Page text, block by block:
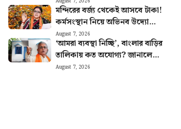
কেন্দ্র
মন্দিরের বর্জ্য থেকেই আসবে টাকা!
কর্মসংস্থান নিয়ে অভিনব উদ্যোগের
ঘোষণা অগ্নিমিত্রার
August 7, 2026
‘আমরা ব্যবস্থা নিচ্ছি’, বাংলার বাড়ির
তালিকায় কত অযোগ্য? জানালেন
দিলীপ ঘোষ
August 7, 2026